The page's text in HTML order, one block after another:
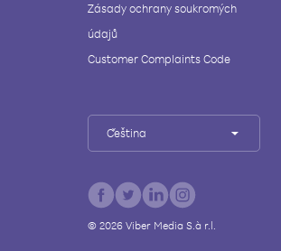
Zásady ochrany soukromých
údajů
Customer Complaints Code
Čeština
© 2026Viber Media S.à r.l.